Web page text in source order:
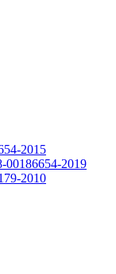
2015
00186654-2019
2010